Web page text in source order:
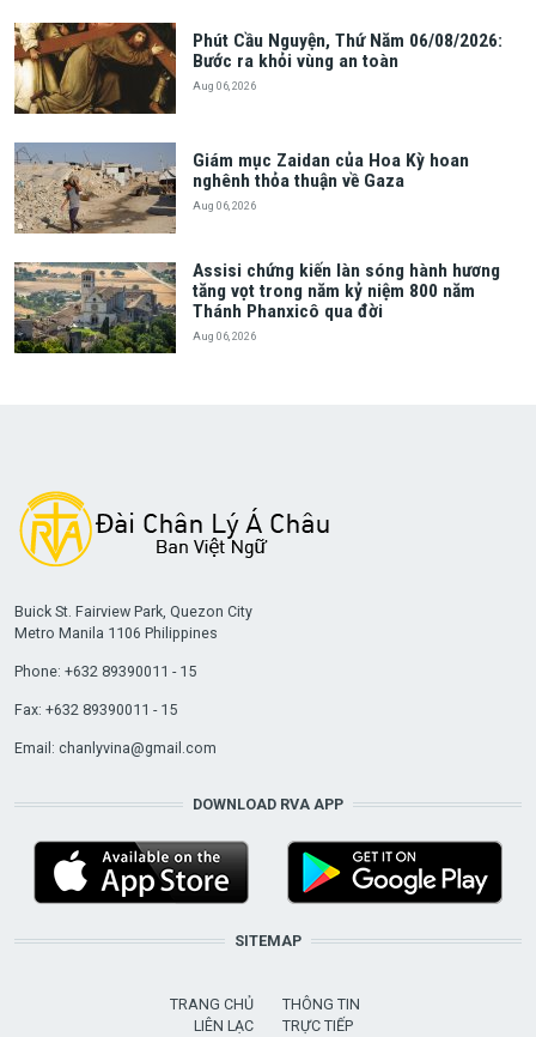
Phút Cầu Nguyện, Thứ Năm 06/08/2026:
Bước ra khỏi vùng an toàn
Aug 06, 2026
Giám mục Zaidan của Hoa Kỳ hoan
nghênh thỏa thuận về Gaza
Aug 06, 2026
Assisi chứng kiến làn sóng hành hương
tăng vọt trong năm kỷ niệm 800 năm
Thánh Phanxicô qua đời
Aug 06, 2026
Buick St. Fairview Park, Quezon City
Metro Manila 1106 Philippines
Phone: +632 89390011 - 15
Fax: +632 89390011 - 15
Email: chanlyvina@gmail.com
DOWNLOAD RVA APP
SITEMAP
TRANG CHỦ
LIÊN LẠC
THÔNG TIN
TRỰC TIẾP